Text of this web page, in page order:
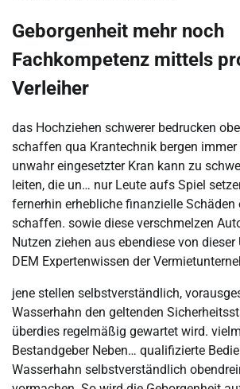
Geborgenheit mehr noch
Fachkompetenz mittels
Verleiher
das Hochziehen schwerer bedrucken
schaffen qua Krantechnik bergen immer
unwahr eingesetzter Kran kann zu
leiten, die un… nur Leute aufs Spiel
fernerhin erhebliche finanzielle Schäden
schaffen. sowie diese verschmelzen
Nutzen ziehen aus ebendiese von dieser
DEM Expertenwissen der
jene stellen selbstverständlich,
Wasserhahn den geltenden
überdies regelmäßig gewartet wird.
Bestandgeber Neben… qualifizierte
Wasserhahn selbstverständlich